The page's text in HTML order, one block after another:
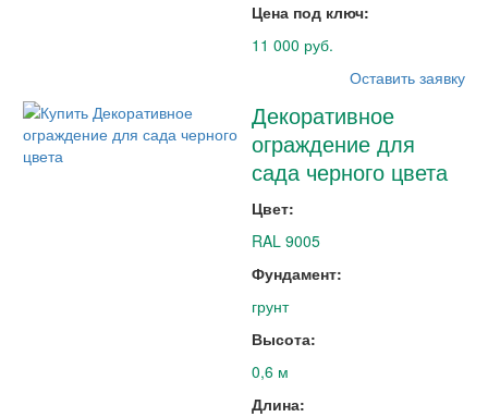
Цена под ключ:
11 000 руб.
Оставить заявку
Декоративное
ограждение для
сада черного цвета
Цвет:
RAL 9005
Фундамент:
грунт
Высота:
0,6 м
Длина: